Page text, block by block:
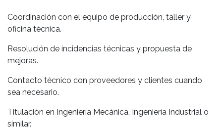
Coordinación con el equipo de producción, taller y
oficina técnica.
Resolución de incidencias técnicas y propuesta de
mejoras.
Contacto técnico con proveedores y clientes cuando
sea necesario.
Titulación en Ingeniería Mecánica, Ingeniería Industrial o
similar.